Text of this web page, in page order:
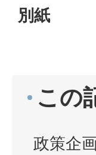
別紙
この
政策企